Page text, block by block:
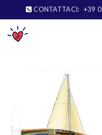
CONTATTACI: +39